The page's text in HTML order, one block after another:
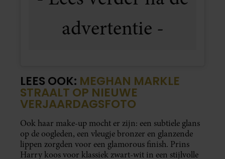
LEES OOK: MEGHAN MARKLE
STRAALT OP NIEUWE
VERJAARDAGSFOTO
Ook haar make-up mocht er zijn: een subtiele glans
op de oogleden, een vleugje bronzer en glanzende
lippen zorgden voor een glamorous finish. Prins
Harry koos voor klassiek zwart-wit in een stijlvolle